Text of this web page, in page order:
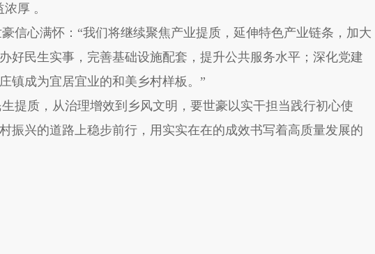
厚 。
心满怀：“我们将继续聚焦产业提质，延伸特色产业链条，加大
好民生实事，完善基础设施配套，提升公共服务水平；深化党建
镇成为宜居宜业的和美乡村样板。”
质，从治理增效到乡风文明，要世豪以实干担当践行初心使
振兴的道路上稳步前行，用实实在在的成效书写着高质量发展的